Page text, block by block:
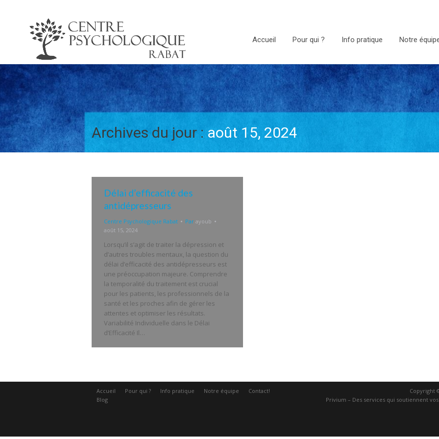
Accueil Pour qui ? Info pratique Notre
Archives du jour : août 15, 2024
Délai d’efficacité des
antidépresseurs
Centre Psychologique Rabat Par ayoub
août 15, 2024
Lorsqu’il s’agit de traiter la dépression et
d’autres troubles mentaux, la question du
délai d’efficacité des antidépresseurs est
une préoccupation majeure. Comprendre
la temporalité du traitement est crucial
pour les patients, les professionnels de la
santé et les proches afin de gérer les
attentes et optimiser les résultats.
Variabilité Individuelle dans le Délai
d’Efficacité Il…
Accueil Pour qui ? Info pratique Notre équipe
Contact!
Blog
Copyright
Privium – Des services qui soutiennent